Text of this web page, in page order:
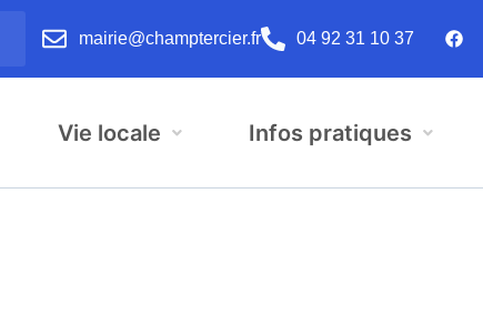
mairie@champtercier.fr 04 92 31 10 37
Vie locale Infos pratiques